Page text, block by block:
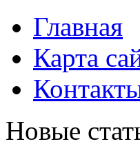
Главная
Карта
Новые